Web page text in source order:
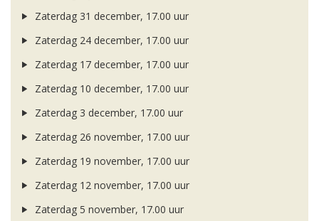
Zaterdag 31 december, 17.00 uur
Zaterdag 24 december, 17.00 uur
Zaterdag 17 december, 17.00 uur
Zaterdag 10 december, 17.00 uur
Zaterdag 3 december, 17.00 uur
Zaterdag 26 november, 17.00 uur
Zaterdag 19 november, 17.00 uur
Zaterdag 12 november, 17.00 uur
Zaterdag 5 november, 17.00 uur